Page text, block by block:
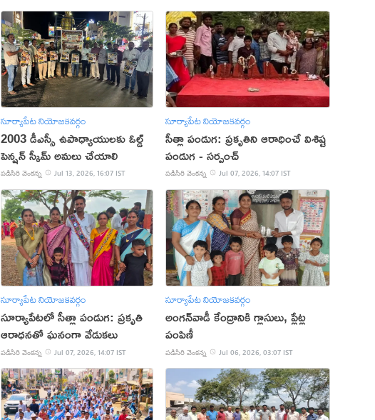
సూర్యాపేట నియోజకవర్గం
2003 డీఎస్సీ ఉపాధ్యాయులకు ఓల్డ్
పెన్షన్ స్కీమ్ అమలు చేయాలి
పడిసిరి వెంకన్న Jul 13, 2026, 16:07 IST
సూర్యాపేట నియోజకవర్గం
సీత్లా పండుగ: ప్రకృతిని ఆరాధించే విశిష్ట
పండుగ - సర్పంచ్
పడిసిరి వెంకన్న Jul 07, 2026, 14:07 IST
సూర్యాపేట నియోజకవర్గం
సూర్యాపేటలో సీత్లా పండుగ: ప్రకృతి
ఆరాధనతో ఘనంగా వేడుకలు
పడిసిరి వెంకన్న Jul 07, 2026, 14:07 IST
సూర్యాపేట నియోజకవర్గం
అంగన్‌వాడీ కేంద్రానికి గ్లాసులు, ప్లేట్ల
పంపిణీ
పడిసిరి వెంకన్న Jul 06, 2026, 03:07 IST